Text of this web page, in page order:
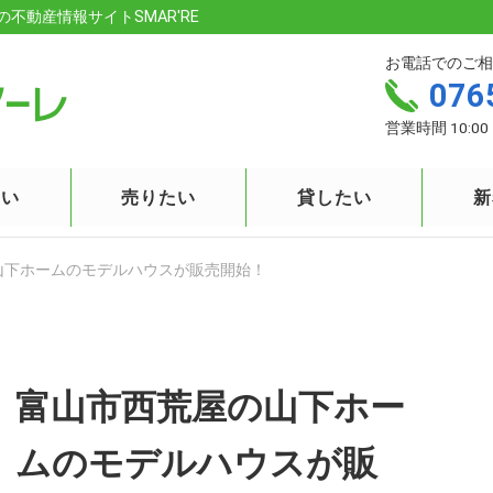
不動産情報サイトSMAR'RE
お電話でのご
営業時間 10:00
売りたい 貸したい
ホームのモデルハウスが販売開始！
富山市西荒屋の山下ホー
ムのモデルハウスが販